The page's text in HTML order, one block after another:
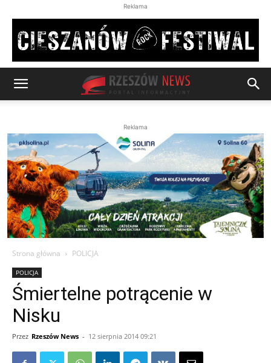
Reklama
Reklama
Strona główna POLICJA
POLICJA
Śmiertelne potrącenie w
Nisku
Przez Rzeszów News - 12 sierpnia 2014 09:21